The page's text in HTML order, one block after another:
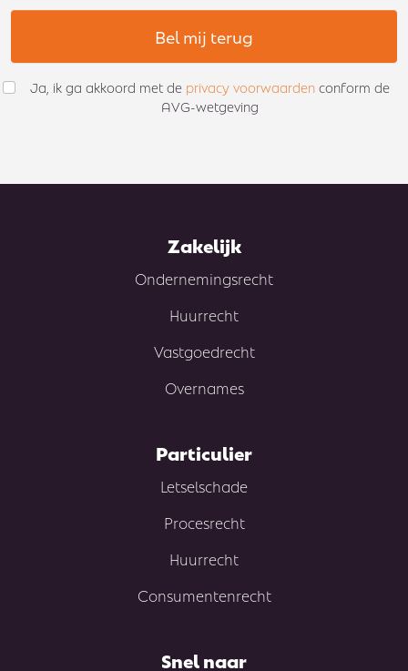
Bel mij terug
Ja, ik ga akkoord met de privacy voorwaardenconform de
AVG-wetgeving
Zakelijk
Ondernemingsrecht
Huurrecht
Vastgoedrecht
Overnames
Particulier
Letselschade
Procesrecht
Huurrecht
Consumentenrecht
Snel naar